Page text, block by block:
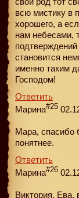
всю мистику в
хорошего, а
нам небесами,
подтверждений
становится
именно таким
Господом!
Ответить
Марина#25
Мара, спасибо
понятнее.
Ответить
Марина#26
Виктория, Ева,